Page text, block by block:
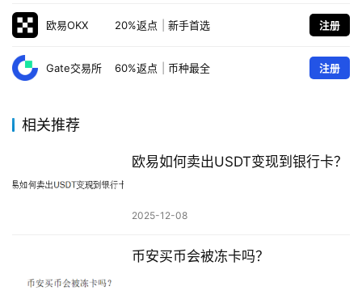
欧易OKX 20%返点 新手首选 注册
Gate交易所 60%返点 币种最全 注册
相关推荐
欧易如何卖出USDT变现到银行卡？
2025-12-08
币安买币会被冻卡吗？